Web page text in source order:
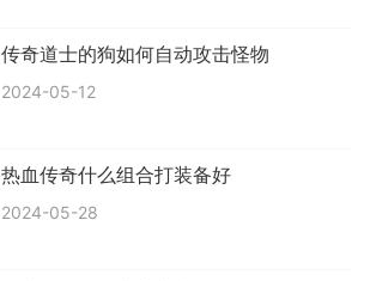
传奇道士的狗如何自动攻击怪物
2024-05-12
热血传奇什么组合打装备好
2024-05-28